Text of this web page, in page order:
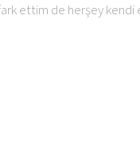
ettim de herşey